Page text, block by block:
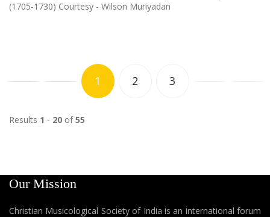
(1705-1730) Courtesy - Wilson Muriyadan
1 2 3
Results 1 - 20 of55
Our Mission
Christian Musicological Society of India is an international forum